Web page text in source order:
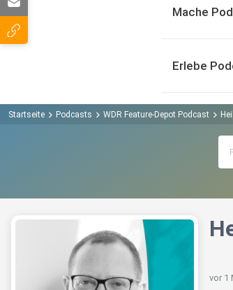
Mache
Erlebe
Startseite Podcasts WDR Feature-Depot Podcast
vor 1